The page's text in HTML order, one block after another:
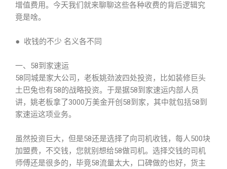
增值费用。今天我们就来聊聊这些各种收费的背后逻辑究
竟是啥。
● 收钱的不少 名义各不同
一、58到家速运
58同城是家大公司，老板姚劲波四处投资，比如装修巨头
土巴兔也有58的战略投资。于是据58到家速运内部人员
讲，姚老板拿了3000万美金开创58到家，其中就包括58到
家速运这项业务。
虽然投资巨大，但是58还是选择了向司机收钱，每人500块
加盟费，不交钱，您就别想给58做司机。选择交钱的司机
师傅还是很多的，毕竟58流量太大，口碑做的也好，货主